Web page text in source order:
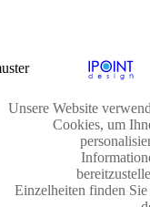
Unsere Website
Cookies, um
Einzelheiten finden